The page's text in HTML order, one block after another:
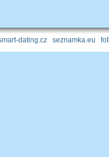
dating.cz seznamka.eu